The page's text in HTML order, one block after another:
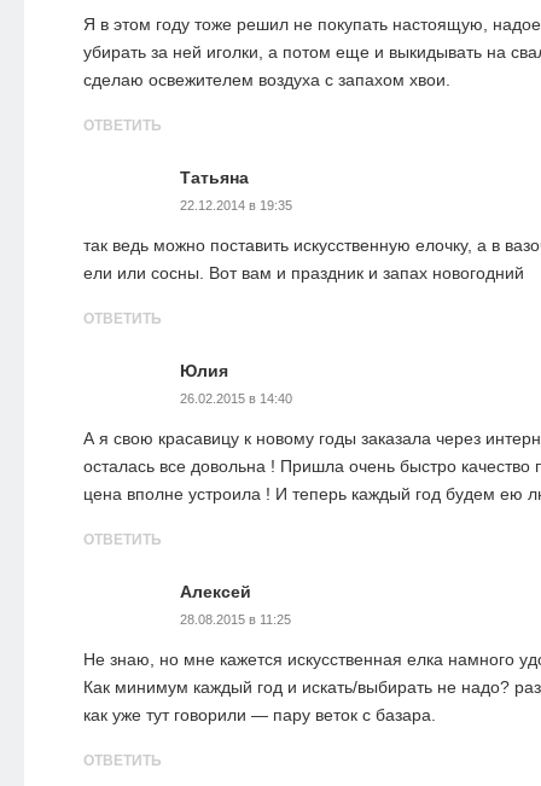
Я в этом году тоже решил не покупать настоящую,
убирать за ней иголки, а потом еще и выкидывать на
сделаю освежителем воздуха с запахом хвои.
ОТВЕТИТЬ
Татьяна
22.12.2014 в 19:35
так ведь можно поставить искусственную елочку, а в
ели или сосны. Вот вам и праздник и запах новогодний
ОТВЕТИТЬ
Юлия
26.02.2015 в 14:40
А я свою красавицу к новому годы заказала через
осталась все довольна ! Пришла очень быстро
цена вполне устроила ! И теперь каждый год будем ею
ОТВЕТИТЬ
Алексей
28.08.2015 в 11:25
Не знаю, но мне кажется искусственная елка намного
Как минимум каждый год и искать/выбирать не надо?
как уже тут говорили — пару веток с базара.
ОТВЕТИТЬ